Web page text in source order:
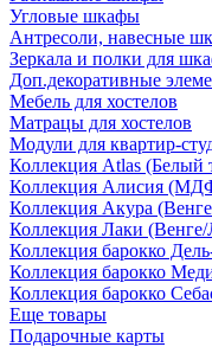
Угловые шкафы
Антресоли, навесные
Зеркала и полки для
Доп.декоративные
Мебель для хостелов
Матрацы для хостелов
Модули для квартир-
Коллекция Atlas (Белый
Коллекция Алисия
Коллекция Акура
Коллекция Лаки (Венге/
Коллекция барокко
Коллекция барокко
Коллекция барокко
Еще товары
Подарочные карты